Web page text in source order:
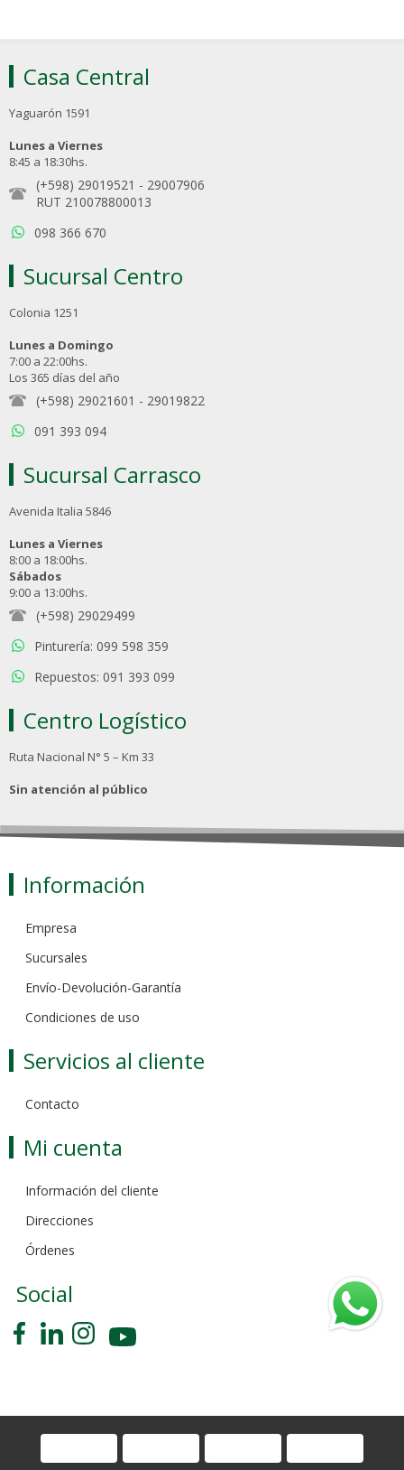
Casa Central
Yaguarón 1591
Lunes a Viernes
8:45 a 18:30hs.
(+598) 29019521 - 29007906
RUT 210078800013
098 366 670
Sucursal Centro
Colonia 1251
Lunes a Domingo
7:00 a 22:00hs.
Los 365 días del año
(+598) 29021601 - 29019822
091 393 094
Sucursal Carrasco
Avenida Italia 5846
Lunes a Viernes
8:00 a 18:00hs.
Sábados
9:00 a 13:00hs.
(+598) 29029499
Pinturería: 099 598 359
Repuestos: 091 393 099
Centro Logístico
Ruta Nacional N° 5 – Km 33
Sin atención al público
Información
Empresa
Sucursales
Envío-Devolución-Garantía
Condiciones de uso
Servicios al cliente
Contacto
Mi cuenta
Información del cliente
Direcciones
Órdenes
Social